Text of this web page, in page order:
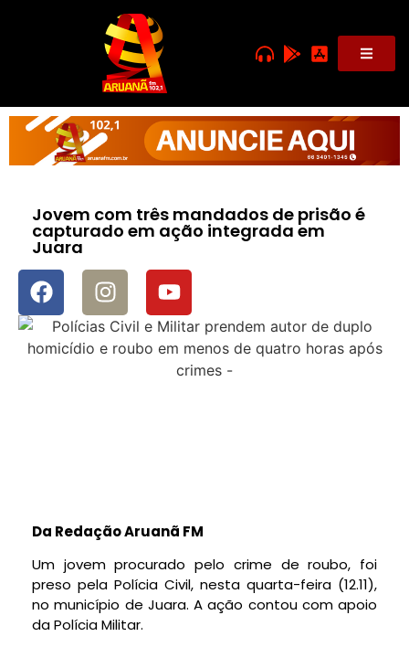
Jovem com três mandados de prisão é
capturado em ação integrada em
Juara
Da Redação Aruanã FM
Um jovem procurado pelo crime de roubo, foi
preso pela Polícia Civil, nesta quarta-feira (12.11),
no município de Juara. A ação contou com apoio
da Polícia Militar.